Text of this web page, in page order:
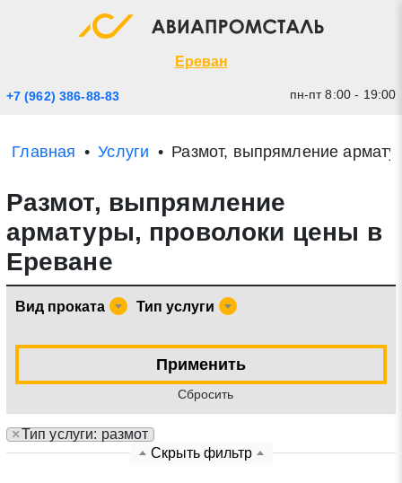
Ереван
+7 (962) 386-88-83 пн-пт 8:00 - 19:00
Главная Услуги Размот, выпрямление
Размот, выпрямление
арматуры, проволоки цены в
Ереване
Вид проката Тип услуги
Применить
Cбросить
×Тип услуги: размот
Скрыть фильтр
Экспресс заявка
* - обязательные поля для заполнения
Отправить заявку
Нажимая на кнопку «Отправить заявку» Вы даете
согласие на обработку своих персональных данных в